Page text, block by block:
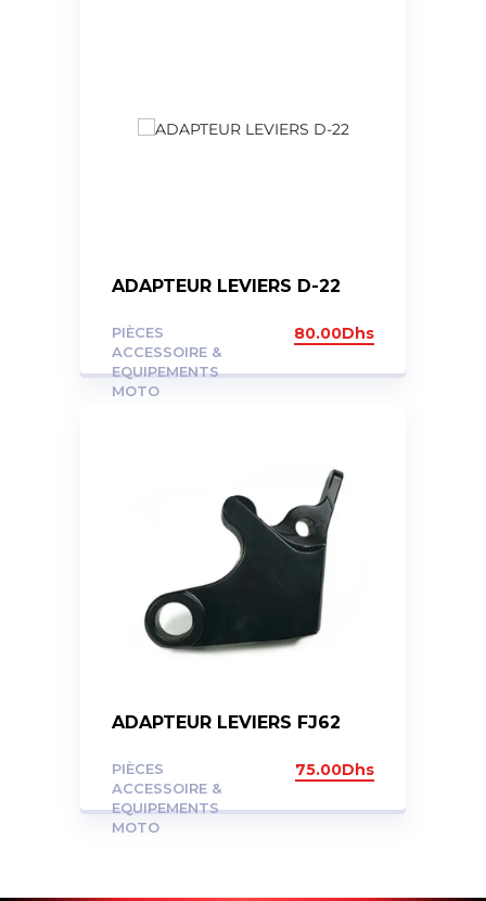
ADAPTEUR LEVIERS D-22
PIÈCES
ACCESSOIRE &
EQUIPEMENTS
MOTO
80.00Dhs
ADAPTEUR LEVIERS FJ62
PIÈCES
ACCESSOIRE &
EQUIPEMENTS
MOTO
75.00Dhs